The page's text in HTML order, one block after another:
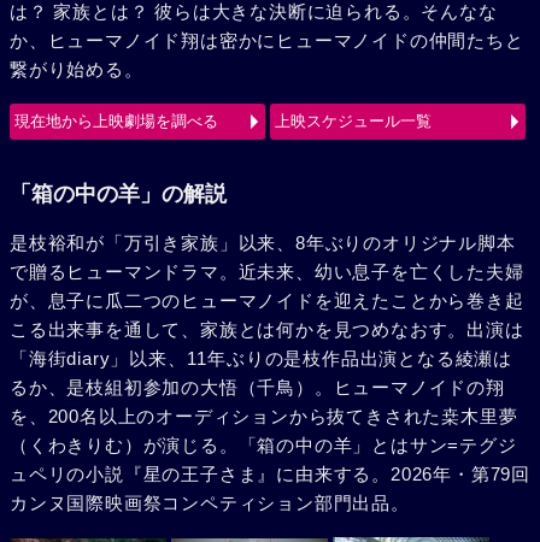
は？ 家族とは？ 彼らは大きな決断に迫られる。そんなな
か、ヒューマノイド翔は密かにヒューマノイドの仲間たちと
繋がり始める。
現在地から上映劇場を調べる 上映スケジュール一覧
「箱の中の羊」の解説
是枝裕和が「万引き家族」以来、8年ぶりのオリジナル脚本
で贈るヒューマンドラマ。近未来、幼い息子を亡くした夫婦
が、息子に瓜二つのヒューマノイドを迎えたことから巻き起
こる出来事を通して、家族とは何かを見つめなおす。出演は
「海街diary」以来、11年ぶりの是枝作品出演となる綾瀬は
るか、是枝組初参加の大悟（千鳥）。ヒューマノイドの翔
を、200名以上のオーディションから抜てきされた桒木里夢
（くわきりむ）が演じる。「箱の中の羊」とはサン=テグジ
ュペリの小説『星の王子さま』に由来する。2026年・第79回
カンヌ国際映画祭コンペティション部門出品。